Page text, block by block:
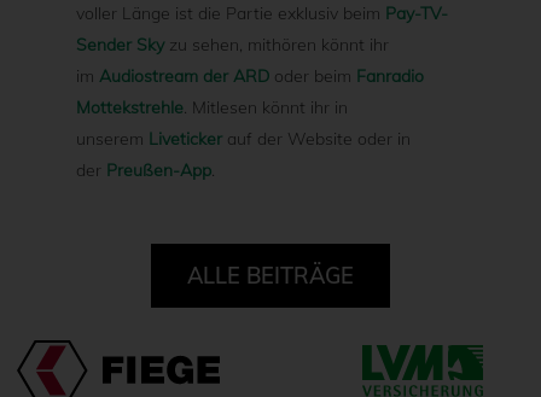
voller Länge ist die Partie exklusiv beim Pay-TV-
Sender Skyzu sehen, mithören könnt ihr
im Audiostream der ARD oder beim Fanradio
Mottekstrehle. Mitlesen könnt ihr in
unserem Livetickerauf der Website oder in
der Preußen-App.
ALLE BEITRÄGE